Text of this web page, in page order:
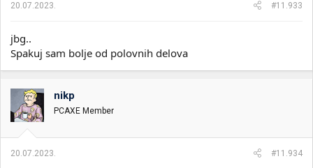
20.07.2023. #11.933
jbg..
Spakuj sam bolje od polovnih delova
nikp
PCAXE Member
20.07.2023. #11.934